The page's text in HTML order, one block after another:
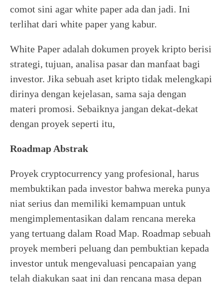
comot sini agar white paper ada dan jadi. Ini
terlihat dari white paper yang kabur.
White Paper adalah dokumen proyek kripto berisi
strategi, tujuan, analisa pasar dan manfaat bagi
investor. Jika sebuah aset kripto tidak melengkapi
dirinya dengan kejelasan, sama saja dengan
materi promosi. Sebaiknya jangan dekat-dekat
dengan proyek seperti itu,
Roadmap Abstrak
Proyek cryptocurrency yang profesional, harus
membuktikan pada investor bahwa mereka punya
niat serius dan memiliki kemampuan untuk
mengimplementasikan dalam rencana mereka
yang tertuang dalam Road Map. Roadmap sebuah
proyek memberi peluang dan pembuktian kepada
investor untuk mengevaluasi pencapaian yang
telah diakukan saat ini dan rencana masa depan